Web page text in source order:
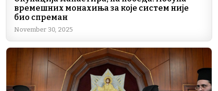
времешних монахиња за које систем није
био спреман
November 30, 2025